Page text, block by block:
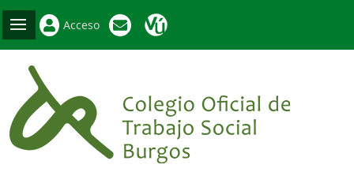
Acceso